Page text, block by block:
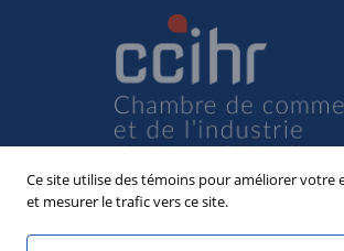
Ce site utilise des témoins pour améliorer votre
et mesurer le trafic vers ce site.